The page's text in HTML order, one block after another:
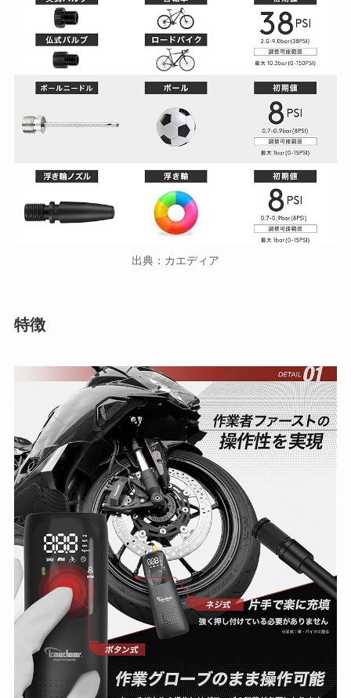
出典：カエディア
特徴